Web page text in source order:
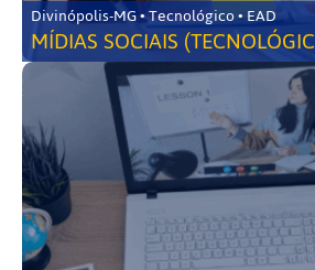
Divinópolis-MG • Tecnológico • EAD
MÍDIAS SOCIAIS